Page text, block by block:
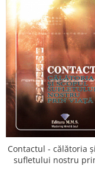
Contactul - călătoria
sufletului nostru